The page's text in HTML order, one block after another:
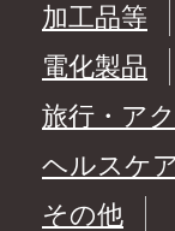
加工品等
電化製品
旅行・ア
ヘルスケ
その他